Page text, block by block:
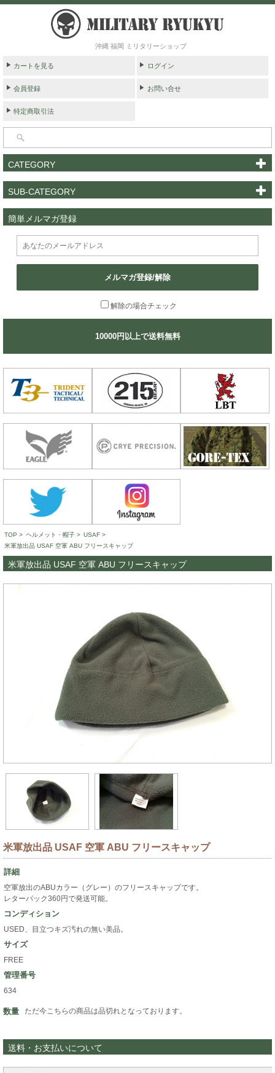
沖縄 福岡 ミリタリーショップ
カートを見る ログイン
会員登録 お問い合せ
特定商取引法
CATEGORY
SUB-CATEGORY
簡単メルマガ登録
メルマガ登録/解除
解除の場合チェック
10000円以上で送料無料
TOP > ヘルメット・帽子 > USAF >
米軍放出品 USAF 空軍 ABU フリースキャップ
米軍放出品 USAF 空軍 ABU フリースキャップ
米軍放出品 USAF 空軍 ABU フリースキャップ
詳細
空軍放出のABUカラー（グレー）のフリースキャップです。
レターパック360円で発送可能。
コンディション
USED、目立つキズ汚れの無い美品。
サイズ
FREE
管理番号
634
数量 ただ今こちらの商品は品切れとなっております。
送料・お支払いについて